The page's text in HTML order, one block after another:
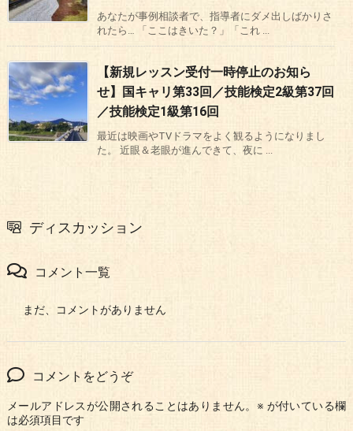
あなたが事例相談者で、指導者にダメ出しばかりさ
れたら… 「ここはきいた？」「これ ...
【新規レッスン受付一時停止のお知ら
せ】国キャリ第33回／技能検定2級第37回
／技能検定1級第16回
最近は映画やTVドラマをよく観るようになりまし
た。 近眼＆老眼が進んできて、夜に ...
ディスカッション
コメント一覧
まだ、コメントがありません
コメントをどうぞ
メールアドレスが公開されることはありません。 ※ が付いている欄
は必須項目です